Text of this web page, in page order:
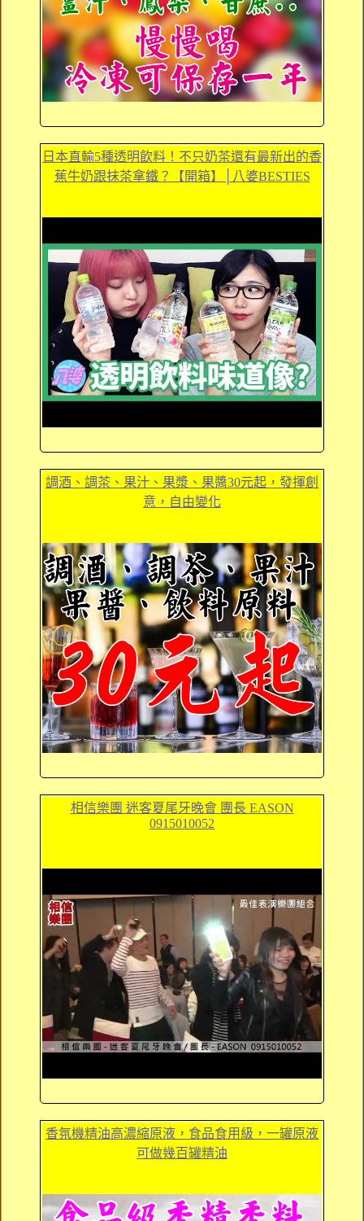
日本直輸5種透明飲料！不只奶茶還有最新出的香
蕉牛奶跟抹茶拿鐵？【開箱】│八婆BESTIES
調酒、調茶、果汁、果漿、果醬30元起，發揮創
意，自由變化
相信樂團 迷客夏尾牙晚會 團長 EASON
0915010052
香氛機精油高濃縮原液，食品食用級，一罐原液
可做幾百罐精油